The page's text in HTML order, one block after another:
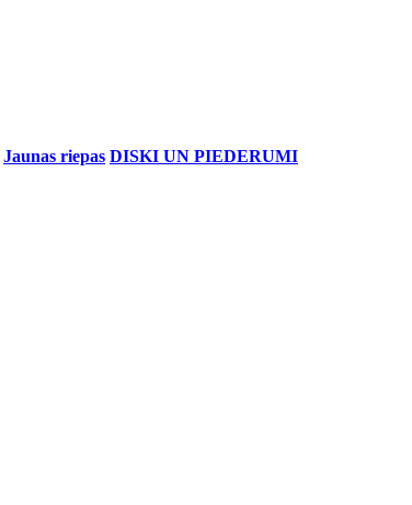
Jaunas riepas DISKI UN PIEDERUMI